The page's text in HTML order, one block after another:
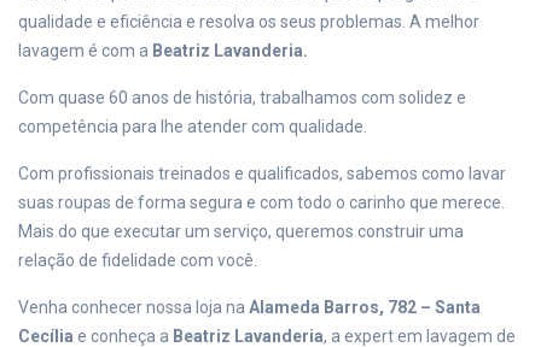
qualidade e eficiência e resolva os seus problemas. A melhor
lavagem é com a Beatriz Lavanderia.
Com quase 60 anos de história, trabalhamos com solidez e
competência para lhe atender com qualidade.
Com profissionais treinados e qualificados, sabemos como lavar
suas roupas de forma segura e com todo o carinho que merece.
Mais do que executar um serviço, queremos construir uma
relação de fidelidade com você.
Venha conhecer nossa loja na Alameda Barros, 782 – Santa
Cecília e conheça a Beatriz Lavanderia, a expert em lavagem de